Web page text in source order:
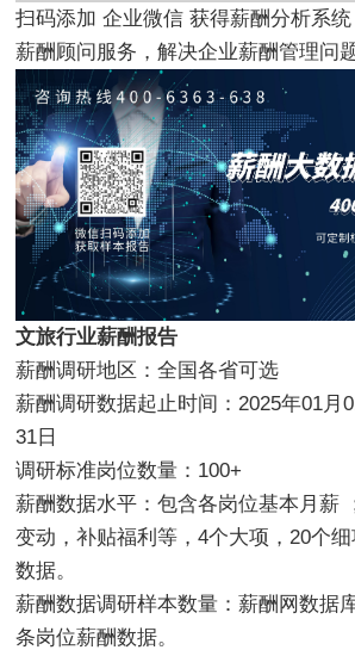
扫码添加 企业微信 获得薪酬分析系
薪酬顾问服务，解决企业薪酬管理问题
文旅行业薪酬报告
薪酬调研地区：全国各省可选
薪酬调研数据起止时间：2025年01月
31日
调研标准岗位数量： 100+
薪酬数据水平：包含各岗位基本月薪
变动，补贴福利等，4个大项，20个
数据。
薪酬数据调研样本数量：薪酬网数据
条岗位薪酬数据。